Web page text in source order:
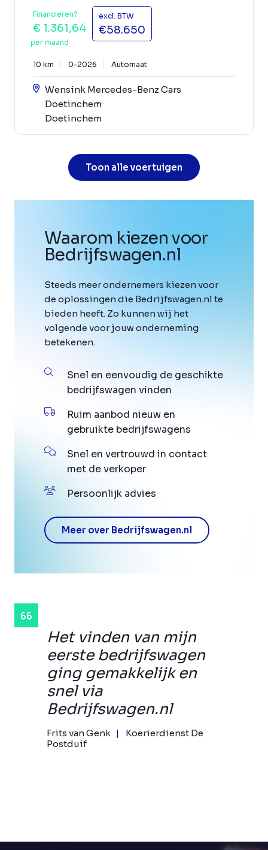
Financieren?
€ 1.361,64
per maand
excl. BTW
€58.650
10 km 0-2026 Automaat
Wensink Mercedes-Benz Cars
Doetinchem
Doetinchem
Toon alle voertuigen
Het vinden van mijn
eerste bedrijfswagen
ging gemakkelijk en
snel via
Bedrijfswagen.nl
Frits van Genk
Koerierdienst De
Postduif
Waarom kiezen voor
Bedrijfswagen.nl
Steeds meer ondernemers kiezen voor
de oplossingen die Bedrijfswagen.nl te
bieden heeft. Zo kunnen wij het
volgende voor jouw onderneming
betekenen.
Snel en eenvoudig de geschikte
bedrijfswagen vinden
Ruim aanbod nieuw en
gebruikte bedrijfswagens
Snel en vertrouwd in contact
met de verkoper
Persoonlijk advies
Meer over Bedrijfswagen.nl